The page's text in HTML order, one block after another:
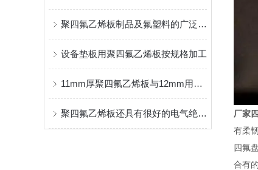
聚四氟乙烯板制品及氟塑料的广泛应用：
设备垫板用聚四氟乙烯板按规格加工
11mm厚聚四氟乙烯板与12mm用料重量一样吗？
聚四氟乙烯板还具有很好的电气绝缘性能 厂家
有柔
四氟
合有